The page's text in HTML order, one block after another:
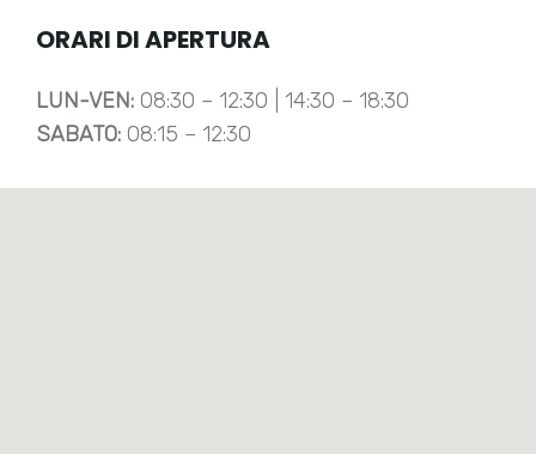
ORARI DI APERTURA
LUN-VEN: 08:30 – 12:30 | 14:30 – 18:30
SABATO: 08:15 – 12:30